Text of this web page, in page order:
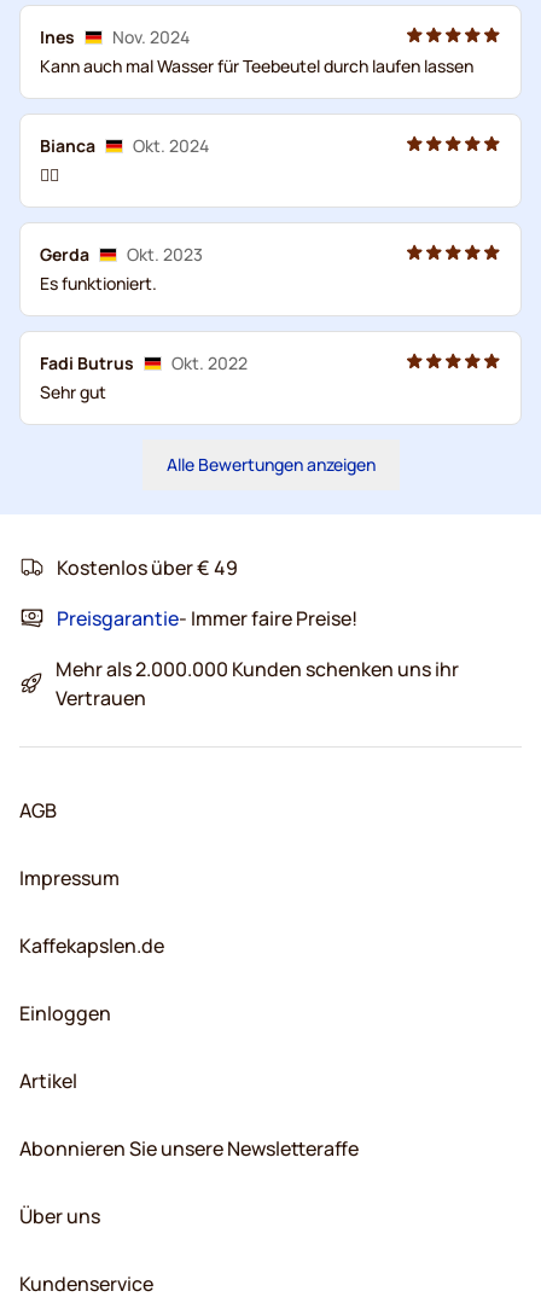
Ines
Nov. 2024
Kann auch mal Wasser für Teebeutel durch laufen lassen
Bianca
Okt. 2024
👍🏻
Gerda
Okt. 2023
Es funktioniert.
Fadi Butrus
Okt. 2022
Sehr gut
Alle Bewertungen anzeigen
Kostenlos über € 49
Preisgarantie- Immer faire Preise!
Mehr als 2.000.000 Kunden schenken uns ihr
Vertrauen
AGB
Impressum
Kaffekapslen.de
Einloggen
Artikel
Abonnieren Sie unsere Newsletteraffe
Über uns
Kundenservice